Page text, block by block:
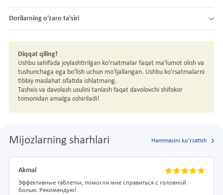
Dorilarning o'zaro ta'siri
Diqqat qiling!
Ushbu sahifada joylashtirilgan ko'rsatmalar faqat ma'lumot olish va
tushunchaga ega bo'lish uchun mo'ljallangan. Ushbu ko'rsatmalarni
tibbiy maslahat sifatida ishlatmang.
Tashxis va davolash usulini tanlash faqat davolovchi shifokor
tomonidan amalga oshiriladi!
Mijozlarning sharhlari Hammasini ko'rsatish
Akmal
Эффективные таблетки, помогли мне справиться с головной
болью. Рекомендую!